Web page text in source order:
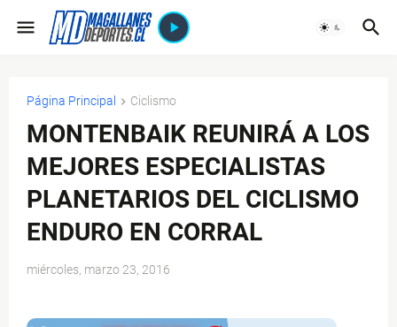
Página Principal Ciclismo
MONTENBAIK REUNIRÁ A LOS
MEJORES ESPECIALISTAS
PLANETARIOS DEL CICLISMO
ENDURO EN CORRAL
miércoles, marzo 23, 2016